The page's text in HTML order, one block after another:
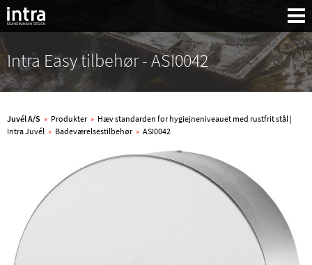
Intra Easy tilbehør - ASI0042
Juvél A/S » Produkter » Hæv standarden for hygiejneniveauet med rustfrit stål |
Intra Juvél » Badeværelsestilbehør » ASI0042